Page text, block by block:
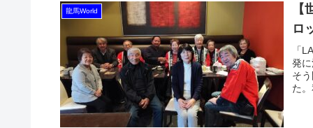
龍馬World
ロ
「
発
そ
た